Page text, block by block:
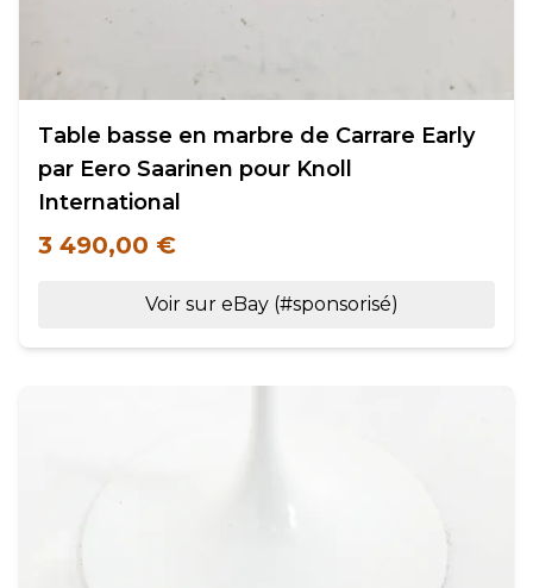
Table basse en marbre de Carrare Early
par Eero Saarinen pour Knoll
International
3 490,00 €
Voir sur eBay (#sponsorisé)